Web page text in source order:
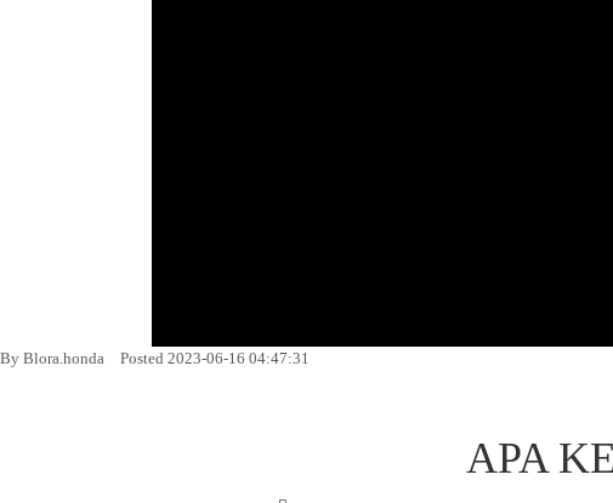
By Blora.honda Posted 2023-06-16 04:47:31
APA